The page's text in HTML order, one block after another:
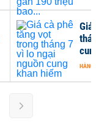
HÀNG